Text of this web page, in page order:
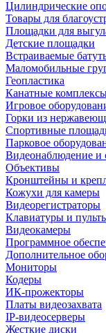
Цилиндрические
Товары для
Площадки для
Детские площадки
Встраиваемые
Маломобильные
Геопластика
Канатные
Игровое
Горки из
Спортивные
Парковое
Видеонаблюдение и
Объективы
Кронштейны и
Кожухи для камеры
Видеорегистраторы
Клавиатуры и
Видеокамеры
Программное
Дополнительное
Мониторы
Кодеры
ИК-прожекторы
Платы видеозахвата
IP-видеосерверы
Жесткие диски